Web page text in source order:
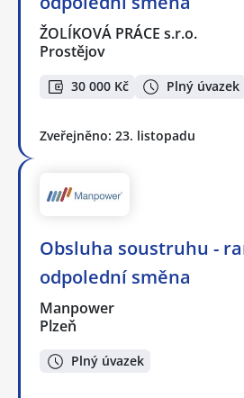
ŽOLÍKOVÁ PRÁCE s.r.o.
Prostějov
30 000 Kč Plný úvazek
Zveřejněno: 23. listopadu
Obsluha soustruhu -
odpolední směna
Manpower
Plzeň
Plný úvazek